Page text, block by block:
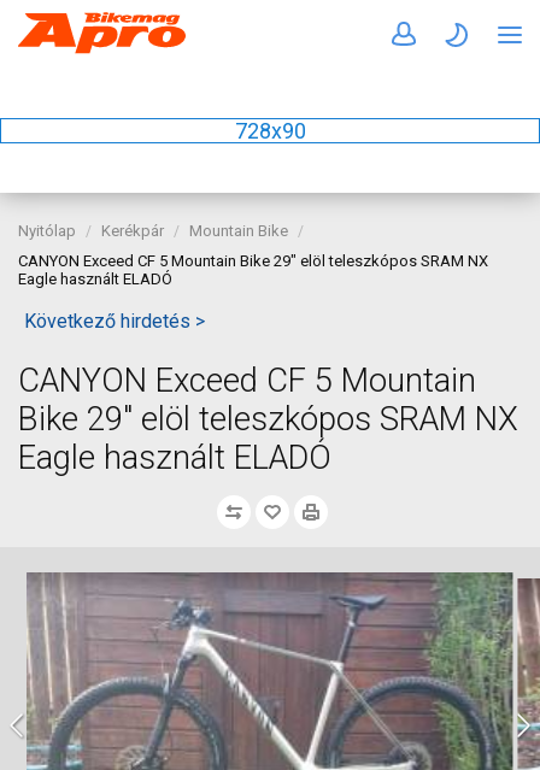
728x90
Nyitólap Kerékpár
Mountain Bike
CANYON Exceed CF 5 Mountain Bike 29" elöl teleszkópos SRAM NX
Eagle használt ELADÓ
Következő hirdetés >
CANYON Exceed CF 5 Mountain
Bike 29" elöl teleszkópos SRAM NX
Eagle használt ELADÓ